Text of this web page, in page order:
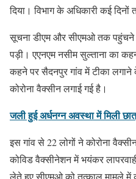
दिया। विभाग के अधिकारी कई दिनों
सूचना डीएम और सीएमओ तक पहुंचने
पड़ी। एएनएम नसीम सुल्ताना का
कहने पर सैदनपुर गांव में टीका लगाने
कोरोना वैक्सीन लगाई गई है।
जली हुई अर्धनग्न अवस्था में मिली
इस गांव से 22 लोगों ने कोरोना
कोविड वैक्सीनेशन में भयंकर
लेते हुए सीएमओ को तत्काल मामले में